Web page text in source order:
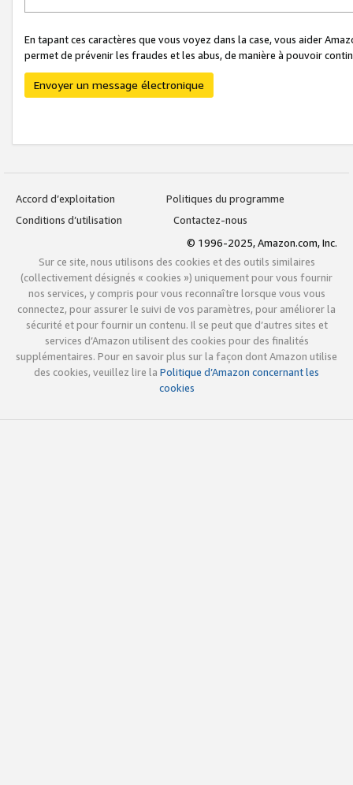
En tapant ces caractères que vous voyez dans la case, vous aider
permet de prévenir les fraudes et les abus, de manière à pouvoir
Envoyer un message électronique
Accord d’exploitation
Politiques du programme
Conditions d’utilisation
Contactez-nous
© 1996-2025, Amazon.com, Inc.
Sur ce site, nous utilisons des cookies et des outils similaires
(collectivement désignés « cookies ») uniquement pour vous fournir
nos services, y compris pour vous reconnaître lorsque vous vous
connectez, pour assurer le suivi de vos paramètres, pour améliorer la
sécurité et pour fournir un contenu. Il se peut que d’autres sites et
services d’Amazon utilisent des cookies pour des finalités
supplémentaires. Pour en savoir plus sur la façon dont Amazon utilise
des cookies, veuillez lire la Politique d’Amazon concernant les
cookies